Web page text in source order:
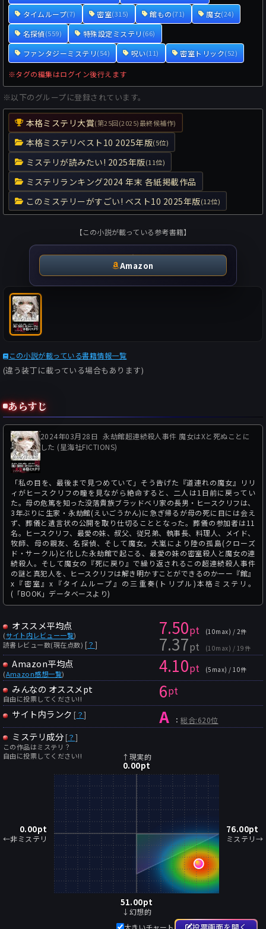
タイムループ(7) 密室(315) 館もの(71) 魔女(24)
名探偵(559) 特殊設定ミステリ(66)
ファンタジーミステリ(54) 呪い(11) 密室トリック(52)
※タグの編集はログイン後行えます
※以下のグループに登録されています。
本格ミステリ大賞(第25回(2025)最終候補作)
本格ミステリベスト10 2025年版(5位)
ミステリが読みたい! 2025年版(11位)
ミステリランキング2024 年末 各紙掲載作品
このミステリーがすごい! ベスト10 2025年版(12位)
【この小説が載っている参考書籍】
Amazon
この小説が載っている書籍情報一覧
(違う装丁に載っている場合もあります)
あらすじ
2024年03月28日 永劫館超連続殺人事件 魔女はXと死ぬことに
した (星海社FICTIONS)
「私の目を、最後まで見つめていて」そう告げた『道連れの魔女』リリ
ィがヒースクリフの瞳を見ながら絶命すると、二人は1日前に戻ってい
た。母の危篤を知った没落貴族ブラッドベリ家の長男・ヒースクリフは、
3年ぶりに生家・永劫館(えいごうかん)に急ぎ帰るが母の死に目には会え
ず、葬儀と遺言状の公開を取り仕切ることとなった。葬儀の参加者は11
名。ヒースクリフ、最愛の妹、叔父、従兄弟、執事長、料理人、メイド、
牧師、母の親友、名探偵、そして魔女。大嵐により陸の孤島(クローズ
ド・サークル)と化した永劫館で起こる、最愛の妹の密室殺人と魔女の連
続殺人。そして魔女の『死に戻り』で繰り返されるこの超連続殺人事件
の謎と真犯人を、ヒースクリフは解き明かすことができるのかーー『館』
x『密室』x『タイムループ』の三重奏(トリプル)本格ミステリ。
(「BOOK」データベースより)
オススメ平均点
(サイト内レビュー一覧)
読書レビュー数(現在点数) [？ ]
7.50pt (10max) / 2件
7.37pt (10max) / 19件
Amazon平均点
(Amazon感想一覧) 4.10pt (5max) / 10件
みんなの オススメpt
自由に投票してください!! 6pt
サイト内ランク [ ？] A ：総合:620位
ミステリ成分 [？ ]
この作品はミステリ？
自由に投票してください!!
↑現実的
0.00pt
0.00pt
←非ミステリ
76.00pt
ミステリ→
51.00pt
↓幻想的
大きいチャート